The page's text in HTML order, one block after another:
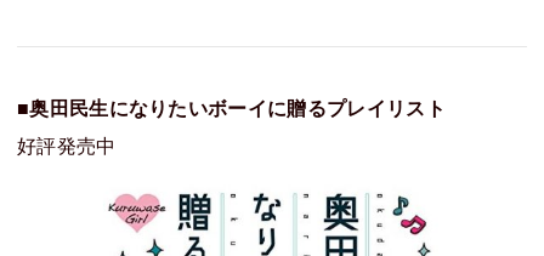
■奥田民生になりたいボーイに贈るプレイリスト
好評発売中